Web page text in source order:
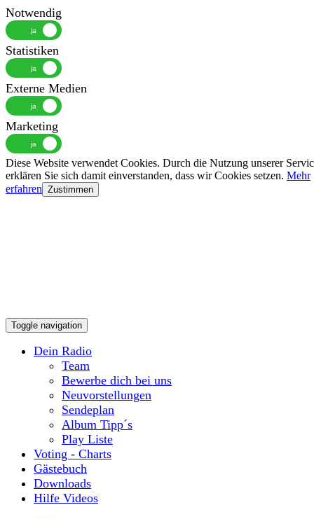
Notwendig
Statistiken
Externe Medien
Marketing
Diese Website verwendet Cookies. Durch die Nutzung unserer
erklären Sie sich damit einverstanden, dass wir Cookies setzen. Mehr
erfahren Zustimmen
Toggle navigation
Dein Radio
Team
Bewerbe dich bei uns
Neuvorstellungen
Sendeplan
Album Tipp´s
Play Liste
Voting - Charts
Gästebuch
Downloads
Hilfe Videos